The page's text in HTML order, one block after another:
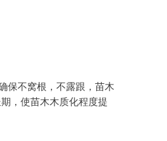
，使苗木木质化程度提